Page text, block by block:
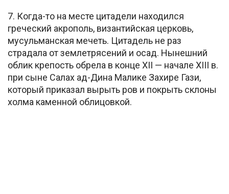
7. Когда-то на месте цитадели находился
греческий акрополь, византийская церковь,
мусульманская мечеть. Цитадель не раз
страдала от землетрясений и осад. Нынешний
облик крепость обрела в конце XII — начале XIII в.
при сыне Салах ад-Дина Малике Захире Гази,
который приказал вырыть ров и покрыть склоны
холма каменной облицовкой.